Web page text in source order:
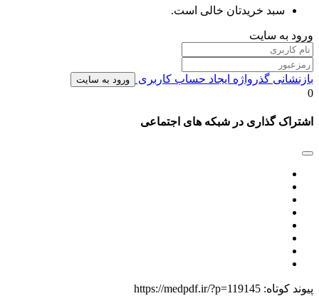
سبد خریدتان خالی است.
ورود به سایت
بازنشانی گذرواژه ایجاد حساب کاربری ورود به سایت
0
اشتراک گذاری در شبکه های اجتماعی
پیوند کوتاه: https://medpdf.ir/?p=119145